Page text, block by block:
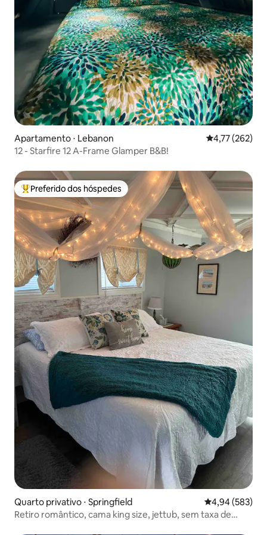
Apartamento ⋅ Lebanon 4,77 de uma
4,77 (262)
12 - Starfire 12 A-Frame Glamper B&B!
Entre os melhores preferidos dos hóspedes
Preferido dos hóspedes
Quarto privativo ⋅ Springfield 4,94 de uma
4,94 (583)
Retiro romântico, cama king size, jettub, sem taxa de